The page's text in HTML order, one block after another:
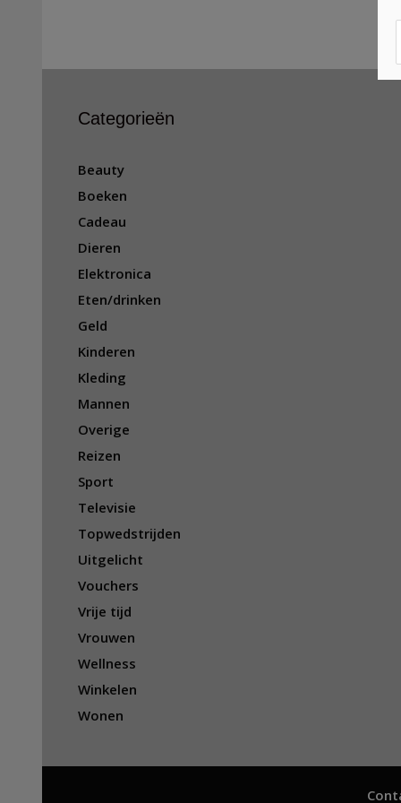
Categorieën
Beauty
Boeken
Cadeau
Dieren
Elektronica
Eten/drinken
Geld
Kinderen
Kleding
Mannen
Overige
Reizen
Sport
Televisie
Topwedstrijden
Uitgelicht
Vouchers
Vrije tijd
Vrouwen
Wellness
Winkelen
Wonen